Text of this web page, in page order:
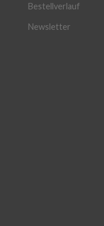
Bestellverlauf
Newsletter